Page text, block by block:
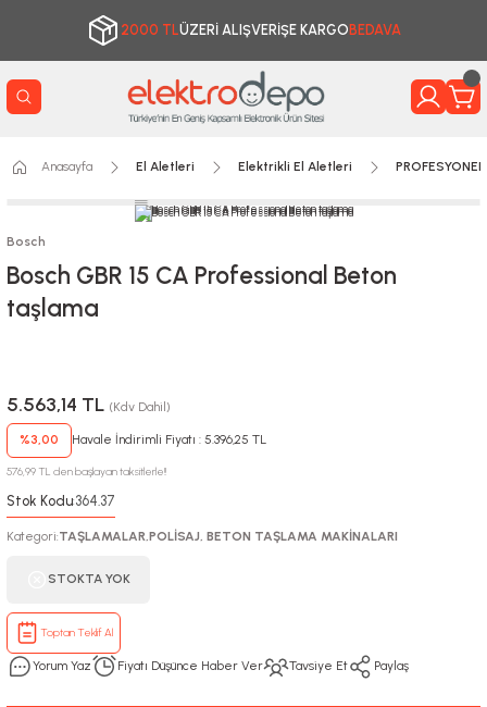
2000 TLÜZERİ ALIŞVERİŞE KARGO BEDAVA
Anasayfa El Aletleri Elektrikli El Aletleri
Bosch
Bosch GBR 15 CA Professional Beton
taşlama
5.563,14 TL (Kdv Dahil)
%3,00 Havale İndirimli Fiyatı : 5.396,25 TL
576,99 TL den başlayan taksitlerle!!
Stok Kodu:364.37
Kategori:TAŞLAMALAR,POLİSAJ, BETON TAŞLAMA MAKİNALARI
STOKTA YOK
Toptan Teklif Al
Yorum Yaz Fiyatı Düşünce Haber Ver Tavsiye Et Paylaş